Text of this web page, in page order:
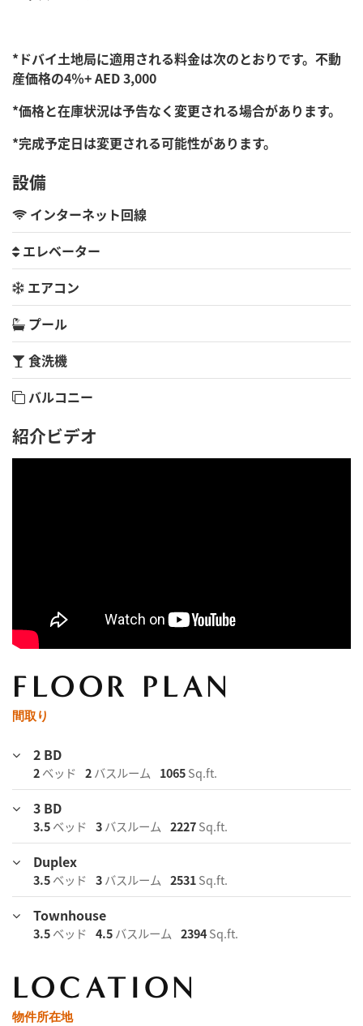
*ドバイ土地局に適用される料金は次のとおりです。不動
産価格の4％+ AED 3,000
*価格と在庫状況は予告なく変更される場合があります。
*完成予定日は変更される可能性があります。
設備
インターネット回線
エレベーター
エアコン
プール
食洗機
バルコニー
紹介ビデオ
FLOOR PLAN
間取り
2 BD
2ベッド 2バスルーム 1065Sq.ft.
3 BD
3.5ベッド 3バスルーム 2227Sq.ft.
Duplex
3.5ベッド 3バスルーム 2531Sq.ft.
Townhouse
3.5ベッド 4.5バスルーム 2394Sq.ft.
LOCATION
物件所在地